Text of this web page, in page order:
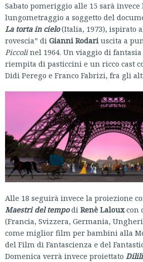
Sabato pomeriggio alle 15 sarà
lungometraggio a soggetto del
La torta in cielo(Italia, 1973), ispirato
rovescia” di Gianni Rodari uscita a
Piccolinel 1964. Un viaggio di
riempita di pasticcini e un ricco cast
Didi Perego e Franco Fabrizi, fra gli
Alle 18 seguirà invece la proiezione
Maestri del tempodi Renè Lalouxcon
(Francia, Svizzera, Germania,
come miglior film per bambini alla
del Film di Fantascienza e del
Domenica verrà invece proiettato